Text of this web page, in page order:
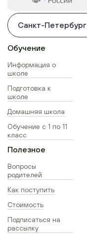
Санкт-Петербург
Обучение
Информация о
школе
Подготовка к
школе
Домашняя школа
Обучение с 1 по 11
класс
Полезное
Вопросы
родителей
Как поступить
Стоимость
Подписаться на
рассылку